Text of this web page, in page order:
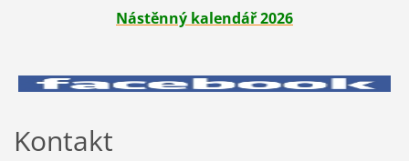
Nástěnný kalendář 2026
Kontakt